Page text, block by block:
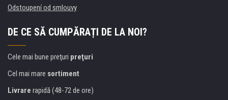
Odstoupení od smlouvy
DE CE SĂ CUMPĂRAȚI DE LA NOI?
Cele mai bune preţuri preţuri
Cel mai mare sortiment
Livrare rapidă (48-72 de ore)